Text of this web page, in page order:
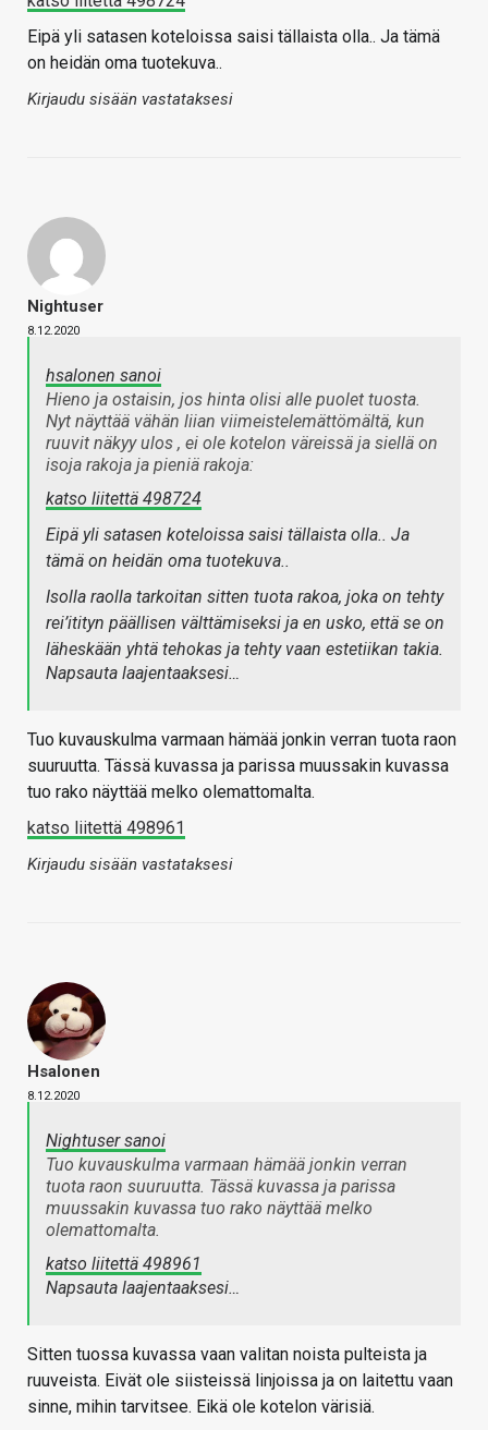
Eipä yli satasen koteloissa saisi tällaista olla.. Ja tämä
on heidän oma tuotekuva..
Kirjaudu sisään vastataksesi
Nightuser
8.12.2020
hsalonen sanoi
Hieno ja ostaisin, jos hinta olisi alle puolet tuosta.
Nyt näyttää vähän liian viimeistelemättömältä, kun
ruuvit näkyy ulos , ei ole kotelon väreissä ja siellä on
isoja rakoja ja pieniä rakoja:
katso liitettä 498724
Eipä yli satasen koteloissa saisi tällaista olla.. Ja
tämä on heidän oma tuotekuva..
Isolla raolla tarkoitan sitten tuota rakoa, joka on tehty
rei’itityn päällisen välttämiseksi ja en usko, että se on
läheskään yhtä tehokas ja tehty vaan estetiikan takia.
Napsauta laajentaaksesi…
Tuo kuvauskulma varmaan hämää jonkin verran tuota raon
suuruutta. Tässä kuvassa ja parissa muussakin kuvassa
tuo rako näyttää melko olemattomalta.
katso liitettä 498961
Kirjaudu sisään vastataksesi
Hsalonen
8.12.2020
Nightuser sanoi
Tuo kuvauskulma varmaan hämää jonkin verran
tuota raon suuruutta. Tässä kuvassa ja parissa
muussakin kuvassa tuo rako näyttää melko
olemattomalta.
katso liitettä 498961
Napsauta laajentaaksesi…
Sitten tuossa kuvassa vaan valitan noista pulteista ja
ruuveista. Eivät ole siisteissä linjoissa ja on laitettu vaan
sinne, mihin tarvitsee. Eikä ole kotelon värisiä.